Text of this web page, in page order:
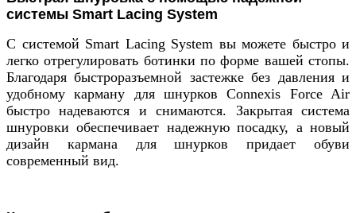
системы Smart Lacing System
С системой Smart Lacing System вы можете быстро и
легко отрегулировать ботинки по форме вашей стопы.
Благодаря быстроразъемной застежке без давления и
удобному карману для шнурков Connexis Force Air
быстро надеваются и снимаются. Закрытая система
шнуровки обеспечивает надежную посадку, а новый
дизайн кармана для шнурков придает обуви
современный вид.